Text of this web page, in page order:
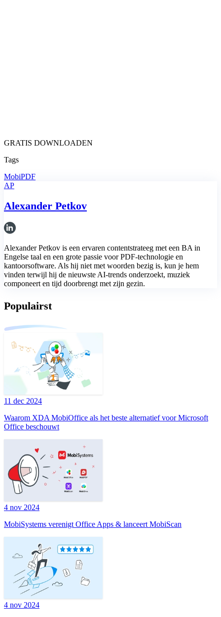
GRATIS DOWNLOADEN
Tags
MobiPDF
AP
Alexander Petkov
Alexander Petkov is een ervaren contentstrateeg met een BA in
Engelse taal en een grote passie voor PDF-technologie en
kantoorsoftware. Als hij niet met woorden bezig is, kun je hem
vinden terwijl hij de nieuwste AI-trends onderzoekt, muziek
componeert en tijd doorbrengt met zijn gezin.
Populairst
11 dec 2024
Waarom XDA MobiOffice als het beste alternatief voor Microsoft
Office beschouwt
4 nov 2024
MobiSystems verenigt Office Apps & lanceert MobiScan
4 nov 2024